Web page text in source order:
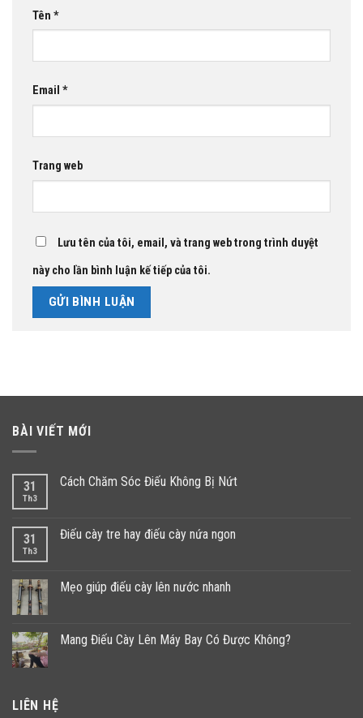
Tên *
Email *
Trang web
Lưu tên của tôi, email, và trang web trong trình duyệt
này cho lần bình luận kế tiếp của tôi.
BÀI VIẾT MỚI
31
Th3
Cách Chăm Sóc Điếu Không Bị Nứt
31
Th3
Điếu cày tre hay điếu cày nứa ngon
Mẹo giúp điếu cày lên nước nhanh
Mang Điếu Cày Lên Máy Bay Có Được Không?
LIÊN HỆ